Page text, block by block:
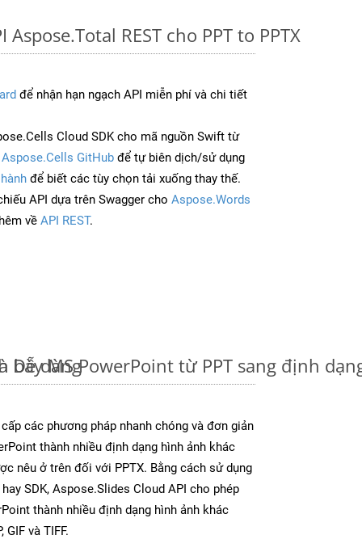
REST cho PPT to PPTX
để nhận hạn ngạch API miễn phí và chi tiết
Cloud SDK cho mã nguồn Swift từ
Aspose.Cells GitHub để tự biên dịch/sử dụng
để biết các tùy chọn tải xuống thay thế.
API dựa trên Swagger cho Aspose.Words
về API REST.
Dễ dàng
bày MS PowerPoint từ PPT sang định
các phương pháp nhanh chóng và đơn giản
thành nhiều định dạng hình ảnh khác
nêu ở trên đối với PPTX. Bằng cách sử dụng
SDK, Aspose.Slides Cloud API cho phép
thành nhiều định dạng hình ảnh khác
GIF và TIFF.